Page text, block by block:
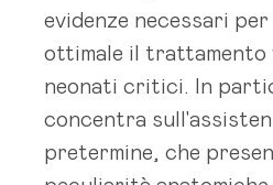
evidenze necessari
ottimale il trattamento
neonati critici. In
concentra
pretermine, che